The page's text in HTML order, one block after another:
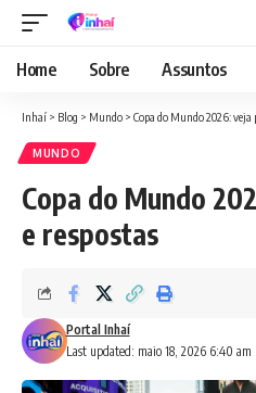
Home Sobre Assuntos
Inhaí > Blog > Mundo > Copa do Mundo 2026: veja
MUNDO
Copa do Mundo
e respostas
Last updated: maio 18, 2026 6:40 am
Portal Inhaí